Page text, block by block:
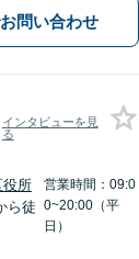
問い合わせ
インタビューを見
る
役所
ら徒
営業時間：09:0
0~20:00（平
日）